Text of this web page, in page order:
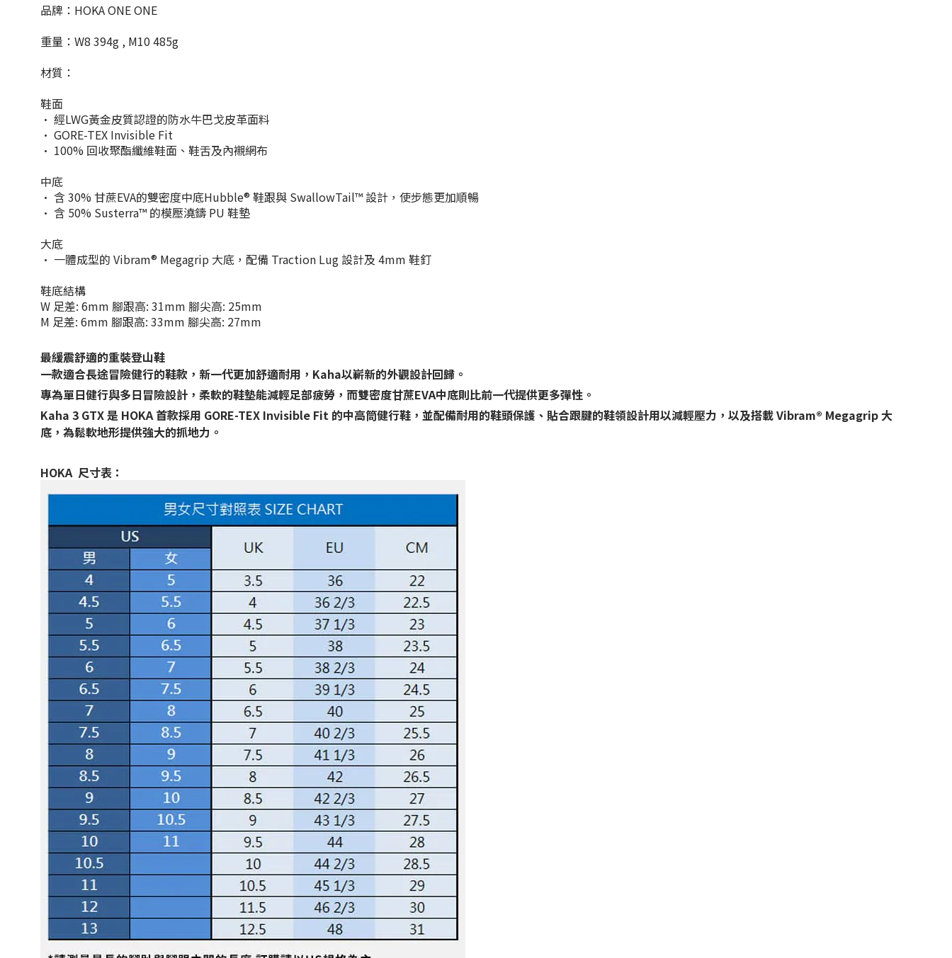
品牌：HOKA ONE ONE
重量：W8 394g , M10 485g
材質：
鞋面
• 經LWG黃金皮質認證的防水牛巴戈皮革面料
• GORE-TEX Invisible Fit
• 100% 回收聚酯纖維鞋面、鞋舌及內襯網布
中底
• 含 30% 甘蔗EVA的雙密度中底Hubble® 鞋跟與 SwallowTail™ 設計，使步態更加順暢
• 含 50% Susterra™ 的模壓澆鑄 PU 鞋墊
大底
• 一體成型的 Vibram® Megagrip 大底，配備 Traction Lug 設計及 4mm 鞋釘
鞋底結構
W 足差: 6mm 腳跟高: 31mm 腳尖高: 25mm
M 足差: 6mm 腳跟高: 33mm 腳尖高: 27mm
最緩震舒適的重裝登山鞋
一款適合長途冒險健行的鞋款，新一代更加舒適耐用，Kaha以嶄新的外觀設計回歸。
專為單日健行與多日冒險設計，柔軟的鞋墊能減輕足部疲勞，而雙密度甘蔗EVA中底則比前一代提供更多彈性。
Kaha 3 GTX 是 HOKA 首款採用 GORE-TEX Invisible Fit 的中高筒健行鞋，並配備耐用的鞋頭保護、貼合跟腱的鞋領設計用以減輕壓力，以及搭載 Vibram® Megagrip 大
底，為鬆軟地形提供強大的抓地力。
HOKA 尺寸表：